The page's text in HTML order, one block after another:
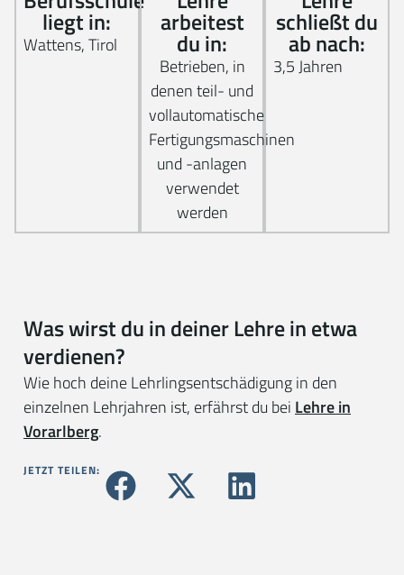
liegt in:
Wattens, Tirol
arbeitest
du in:
Betrieben, in
denen teil- und
vollautomatische
Fertigungsmaschinen
und -anlagen
verwendet
werden
schließt du
ab nach:
3,5 Jahren
Was wirst du in deiner Lehre in etwa
verdienen?
Wie hoch deine Lehrlingsentschädigung in den
einzelnen Lehrjahren ist, erfährst du bei Lehre in
Vorarlberg.
JETZT TEILEN: